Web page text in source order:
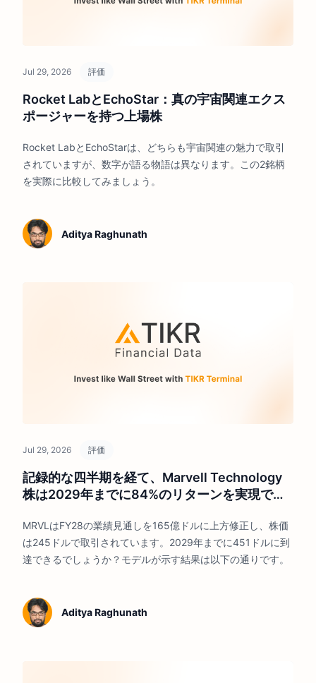
Jul 29, 2026 評価
Rocket LabとEchoStar：真の宇宙関連エクス
ポージャーを持つ上場株
Rocket LabとEchoStarは、どちらも宇宙関連の魅力で取引
されていますが、数字が語る物語は異なります。この2銘柄
を実際に比較してみましょう。
Aditya Raghunath
Jul 29, 2026 評価
記録的な四半期を経て、Marvell Technology
株は2029年までに84%のリターンを実現でき
MRVLはFY28の業績見通しを165億ドルに上方修正し、株価
は245ドルで取引されています。2029年までに451ドルに到
達できるでしょうか？モデルが示す結果は以下の通りです。
Aditya Raghunath